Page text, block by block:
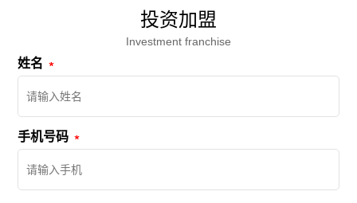
投资加盟
Investment franchise
姓名
手机号码